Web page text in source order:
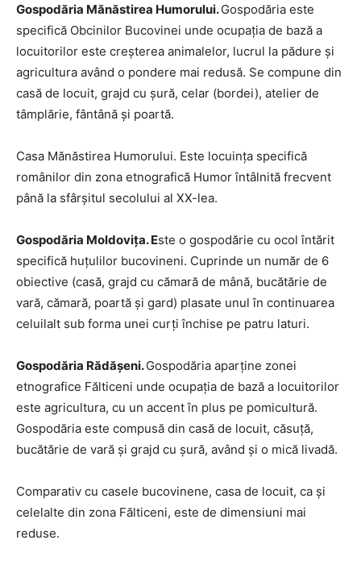
Gospodăria Mănăstirea Humorului.Gospodăria este
specifică Obcinilor Bucovinei unde ocupaţia de bază a
locuitorilor este creşterea animalelor, lucrul la pădure şi
agricultura având o pondere mai redusă. Se compune din
casă de locuit, grajd cu şură, celar (bordei), atelier de
tâmplărie, fântână şi poartă.
Casa Mănăstirea Humorului. Este locuinţa specifică
românilor din zona etnografică Humor întâlnită frecvent
până la sfârşitul secolului al XX-lea.
Gospodăria Moldoviţa. Este o gospodărie cu ocol întărit
specifică huţulilor bucovineni. Cuprinde un număr de 6
obiective (casă, grajd cu cămară de mână, bucătărie de
vară, cămară, poartă şi gard) plasate unul în continuarea
celuilalt sub forma unei curţi închise pe patru laturi.
Gospodăria Rădăşeni.Gospodăria aparţine zonei
etnografice Fălticeni unde ocupaţia de bază a locuitorilor
este agricultura, cu un accent în plus pe pomicultură.
Gospodăria este compusă din casă de locuit, căsuţă,
bucătărie de vară şi grajd cu şură, având şi o mică livadă.
Comparativ cu casele bucovinene, casa de locuit, ca şi
celelalte din zona Fălticeni, este de dimensiuni mai
reduse.